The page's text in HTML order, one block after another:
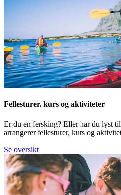
Fellesturer, kurs og aktiviteter
Er du en fersking? Eller har du lyst
arrangerer fellesturer, kurs og
Se oversikt